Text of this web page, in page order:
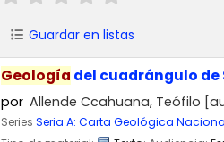
Guardar en listas
Geología del cuadrángulo de
por Allende Ccahuana, Teófilo
Series Seria A: Carta Geológica